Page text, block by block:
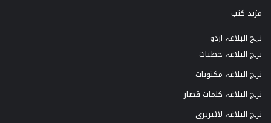
مزید کتب
نہج البلاغہ اردو
نہج البلاغہ خطبات
نہج البلاغہ مکتوبات
نہج البلاغہ کلمات قصار
نہج البلاغہ لائبریری